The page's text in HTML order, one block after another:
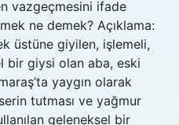
vazgeçmesini ifade
ne demek? Açıklama:
üstüne giyilen, işlemeli,
bir giysi olan aba, eski
yaygın olarak
tutması ve yağmur
geleneksel bir